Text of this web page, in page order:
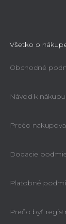
Všetko o
Obchodné
Návod k nákupu
Prečo
Dodacie
Platobné
Prečo byť